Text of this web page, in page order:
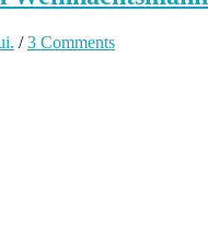
/3 Comments